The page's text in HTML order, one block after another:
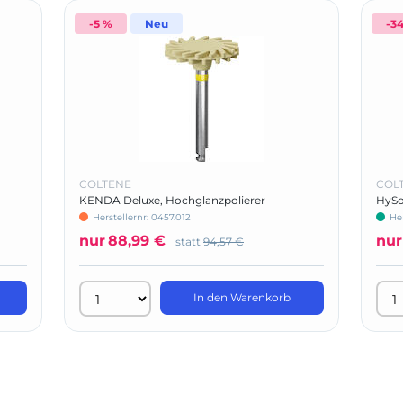
-5 % Neu
COLTENE
KENDA Deluxe, Hochglanzpolierer
Herstellernr: 0457.012
nur88,99 € statt 94,57 €
In den Warenkorb
-
152
nur